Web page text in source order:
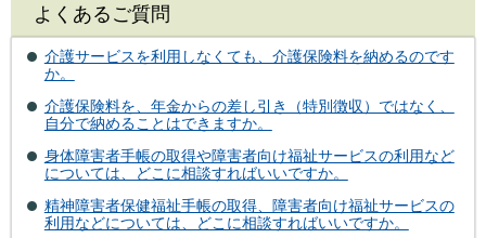
よくあるご質問
介護サービスを利用しなくても、介護保険料を納めるのです
か。
介護保険料を、年金からの差し引き（特別徴収）ではなく、
自分で納めることはできますか。
身体障害者手帳の取得や障害者向け福祉サービスの利用など
については、どこに相談すればいいですか。
精神障害者保健福祉手帳の取得、障害者向け福祉サービスの
利用などについては、どこに相談すればいいですか。